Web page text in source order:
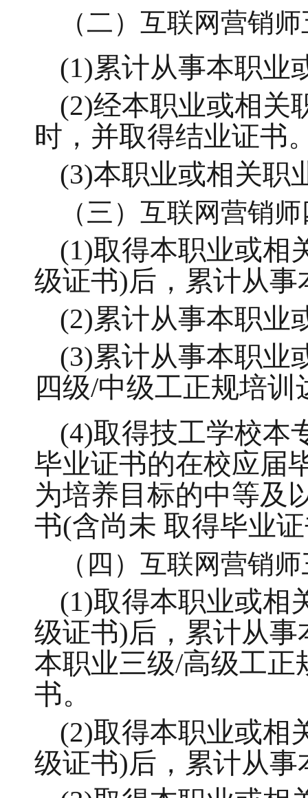
（二） 互联网营销师
(1)累计从事本职业
(2)经本职业或相关
时，并取得结业证书
(3)本职业或相关职
（三）互联网营销
(1)取得本职业或相
级证书)后，累计从
(2)累计从事本职业
(3)累计从事本职业
四级/中级工正规培
(4)取得技工学校本
毕业证书的在校应届
为培养目标的中等及
书(含尚未 取得毕业
（四）互联网营销
(1)取得本职业或相
级证书)后，累计从
本职业三级/高级工正
书。
(2)取得本职业或相
级证书)后，累计从